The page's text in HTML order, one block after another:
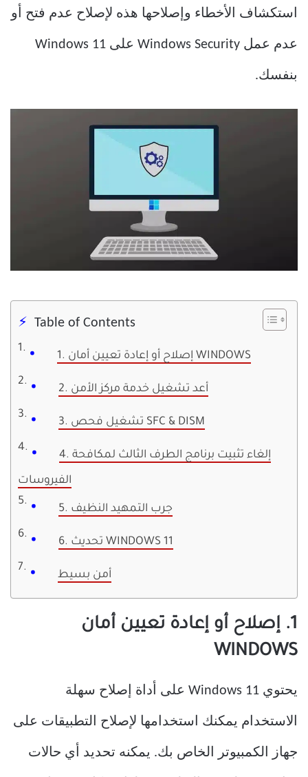
استكشاف الأخطاء وإصلاحها هذه لإصلاح عدم فتح أو
عدم عمل Windows Security على Windows 11
بنفسك.
Table of Contents
1. إصلاح أو إعادة تعيين أمان WINDOWS
2. أعد تشغيل خدمة مركز الأمن
3. تشغيل فحص SFC & DISM
4. إلغاء تثبيت برنامج الطرف الثالث لمكافحة
الفيروسات
5. جرب التمهيد النظيف
6. تحديث WINDOWS 11
أمن بسيط
1. إصلاح أو إعادة تعيين أمان
WINDOWS
يحتوي Windows 11 على أداة إصلاح سهلة
الاستخدام يمكنك استخدامها لإصلاح التطبيقات على
جهاز الكمبيوتر الخاص بك. يمكنه تحديد أي حالات